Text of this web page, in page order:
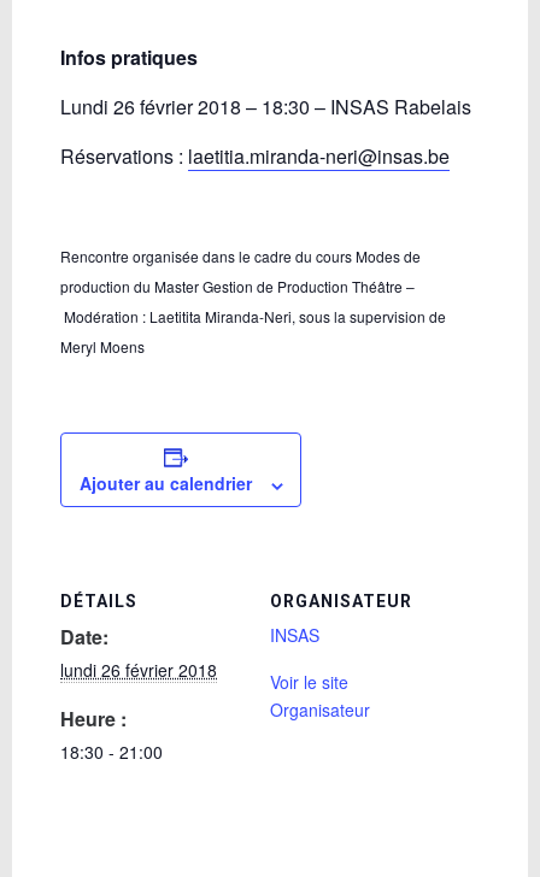
Infos pratiques
Lundi 26 février 2018 – 18:30 – INSAS Rabelais
Réservations : laetitia.miranda-neri@insas.be
Rencontre organisée dans le cadre du cours Modes de
production du Master Gestion de Production Théâtre –
Modération : Laetitita Miranda-Neri, sous la supervision de
Meryl Moens
Ajouter au calendrier
DÉTAILS
Date:
lundi 26 février 2018
Heure :
18:30 - 21:00
ORGANISATEUR
INSAS
Voir le site
Organisateur